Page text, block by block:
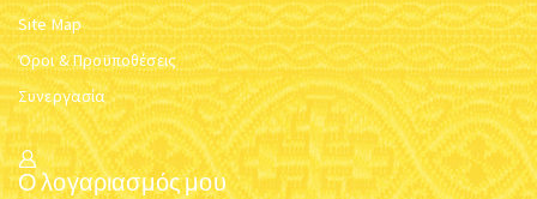
Site Map
Όροι & Προϋποθέσεις
Συνεργασία
Ο λογαριασμός μου